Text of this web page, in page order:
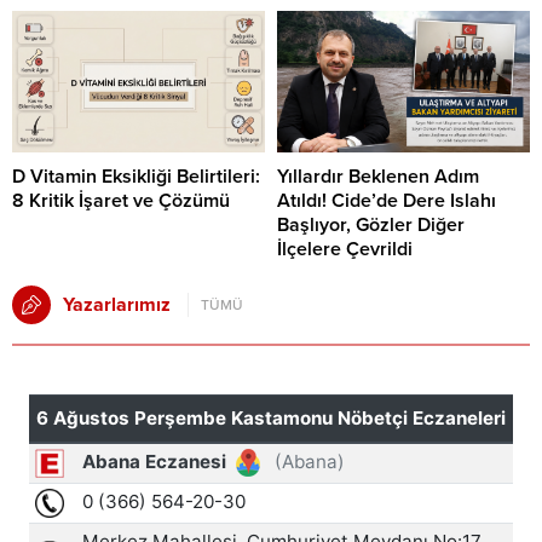
D Vitamin Eksikliği Belirtileri:
8 Kritik İşaret ve Çözümü
Yıllardır Beklenen Adım
Atıldı! Cide’de Dere Islahı
Başlıyor, Gözler Diğer
İlçelere Çevrildi
Yazarlarımız TÜMÜ